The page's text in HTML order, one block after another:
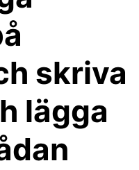
skriva
lägga